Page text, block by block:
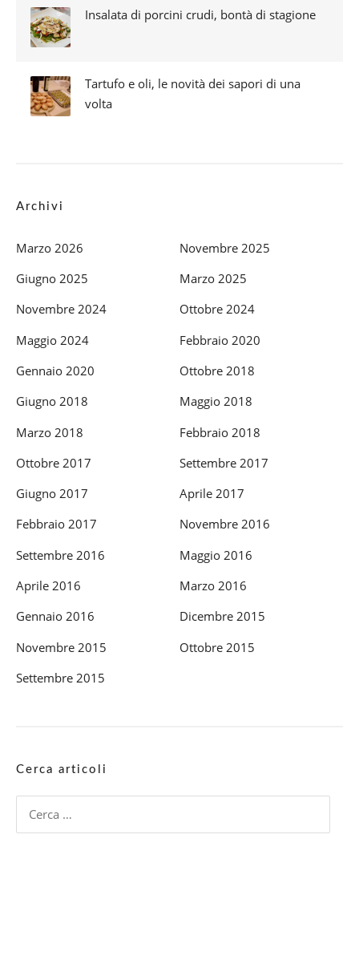
Insalata di porcini crudi, bontà di stagione
Tartufo e oli, le novità dei sapori di una
volta
Archivi
Marzo 2026
Novembre 2025
Giugno 2025
Marzo 2025
Novembre 2024
Ottobre 2024
Maggio 2024
Febbraio 2020
Gennaio 2020
Ottobre 2018
Giugno 2018
Maggio 2018
Marzo 2018
Febbraio 2018
Ottobre 2017
Settembre 2017
Giugno 2017
Aprile 2017
Febbraio 2017
Novembre 2016
Settembre 2016
Maggio 2016
Aprile 2016
Marzo 2016
Gennaio 2016
Dicembre 2015
Novembre 2015
Ottobre 2015
Settembre 2015
Cerca articoli
per: